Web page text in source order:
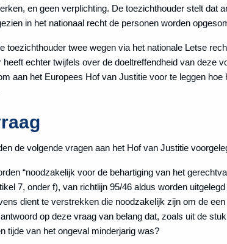
en geen verplichting. De toezichthouder stelt dat
in het nationaal recht de personen worden
toezichthouder twee wegen via het nationale Letse
heeft echter twijfels over de doeltreffendheid van deze
aan het Europees Hof van Justitie voor te leggen
de volgende vragen aan het Hof van Justitie
“noodzakelijk voor de behartiging van het
7, onder f), van richtlijn 95/46 aldus worden
dient te verstrekken die noodzakelijk zijn om de
op deze vraag van belang dat, zoals uit de
tijde van het ongeval minderjarig was?